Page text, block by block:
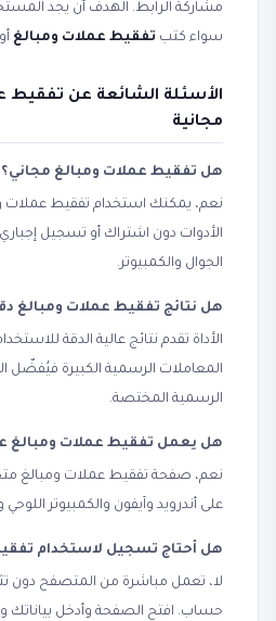
مشاركة الرابط. الهدف أن يجد
سواء كتب تفقيط عملات ومبالغ
الأسئلة الشائعة عن تفقيط
مجانية
هل تفقيط عملات ومبالغ مجاني؟
نعم، يمكنك استخدام تفقيط عملات
الأدوات دون اشتراك أو تسجيل
الجوال والكمبيوتر.
هل نتائج تفقيط عملات ومبالغ
الأداة تقدم نتائج عالية الدقة
المعاملات الرسمية الكبيرة فيُفضّل
الرسمية المختصة.
هل يعمل تفقيط عملات ومبالغ
نعم، صفحة تفقيط عملات ومبالغ
على أندرويد وآيفون والكمبيوتر
هل أحتاج تسجيل لاستخدام
لا، تعمل مباشرة من المتصفح دون
حساب. افتح الصفحة وأدخل بياناتك